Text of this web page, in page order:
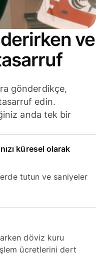
ve
gönderdikçe,
edin.
anda tek bir
küresel olarak
tutun ve saniyeler
döviz kuru
ücretlerini dert